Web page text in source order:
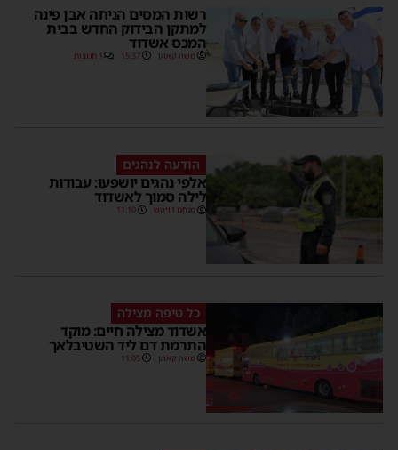
רשות המסים הניחה אבן פינה
למתקן הבידוק החדש בבית
המכס אשדוד
משה קאהן 15:37 1 תגובות
הודעה לנהגים
אלפי נהגים יושפעו: עבודות
לילה סמוך לאשדוד
מנחם דויטש 11:10
כל טיפה מצילה
אשדוד מצילה חיים: מוקד
התרמת דם ליד השטיבלאך
משה קאהן 11:05